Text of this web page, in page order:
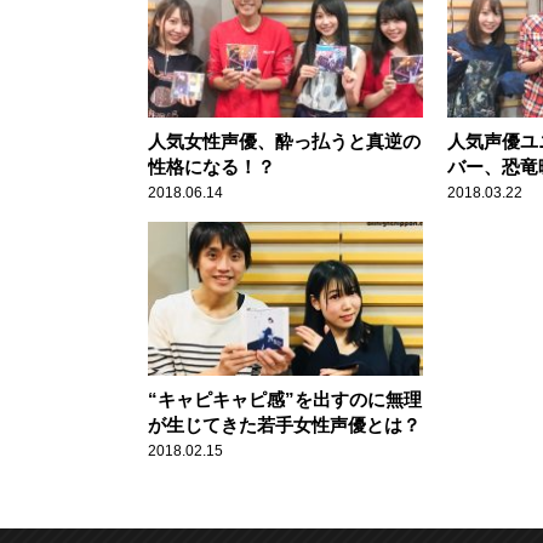
人気女性声優、酔っ払うと真逆の
性格になる！？
2018.06.14
人気声優
バー、恐
2018.03.22
“キャピキャピ感”を出すのに無理
が生じてきた若手女性声優とは？
2018.02.15